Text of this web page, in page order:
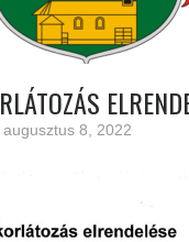
augusztus 8, 2022